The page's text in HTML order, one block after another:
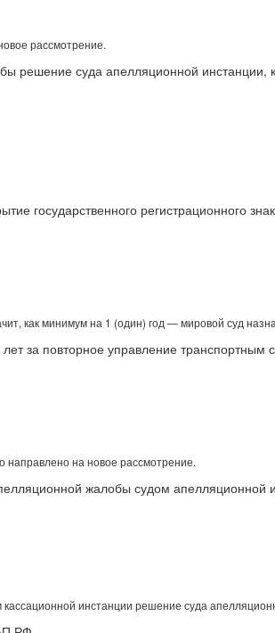
рассмотрение.
решение суда апелляционной
государственного регистрационного
как минимум на 1 (один) год — мировой суд
за повторное управление транспортным
направлено на новое рассмотрение.
жалобы судом апелляционной
инстанции решение суда